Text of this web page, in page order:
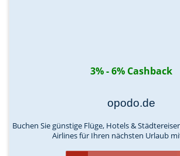
3% - 6% Cashback
opodo.de
Buchen Sie günstige Flüge, Hotels &
Airlines für Ihren nächsten Urlaub